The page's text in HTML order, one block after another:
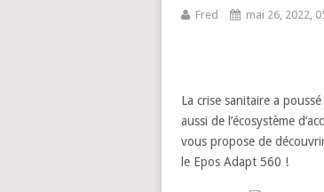
Fred mai 26, 2022,
La crise sanitaire a
aussi de l’écosystème
vous propose de
le Epos Adapt 560 !